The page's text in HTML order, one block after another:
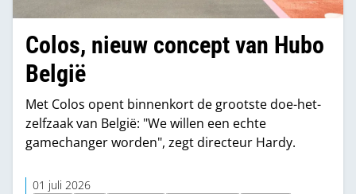
Colos, nieuw concept van Hubo
België
Met Colos opent binnenkort de grootste doe-het-
zelfzaak van België: "We willen een echte
gamechanger worden", zegt directeur Hardy.
01 juli 2026